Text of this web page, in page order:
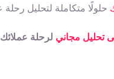
حلولًا متكاملة لتحليل
تحليل مجاني لرحلة